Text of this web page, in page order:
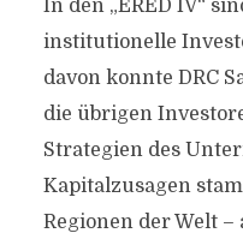
In den „ERED IV“
institutionelle
davon konnte DRC
die übrigen
Strategien des
Kapitalzusagen
Regionen der Welt